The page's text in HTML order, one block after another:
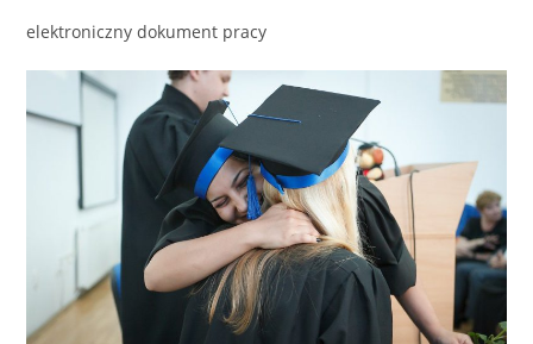
elektroniczny dokument pracy